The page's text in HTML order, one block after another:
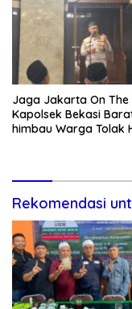
Jaga Jakarta On The
Kapolsek Bekasi
himbau Warga Tolak
Rekomendasi